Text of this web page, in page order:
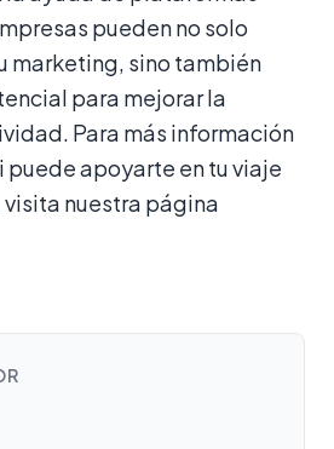
pueden no solo
marketing, sino también
para mejorar la
Para más información
puede apoyarte en tu viaje
nuestra página